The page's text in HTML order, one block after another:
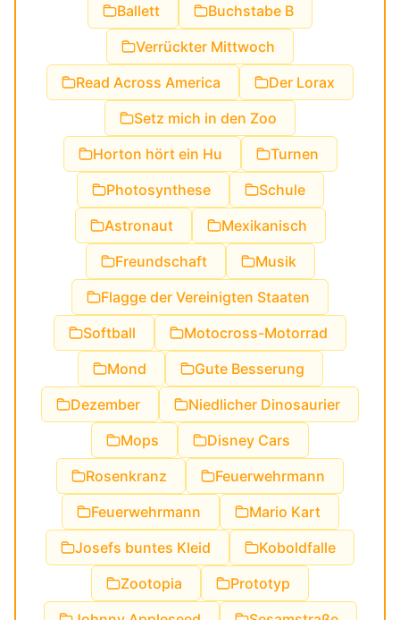
Ballett
Buchstabe B
Verrückter Mittwoch
Read Across America
Der Lorax
Setz mich in den Zoo
Horton hört ein Hu
Turnen
Photosynthese
Schule
Astronaut
Mexikanisch
Freundschaft
Musik
Flagge der Vereinigten Staaten
Softball
Motocross-Motorrad
Mond
Gute Besserung
Dezember
Niedlicher Dinosaurier
Mops
Disney Cars
Rosenkranz
Feuerwehrmann
Feuerwehrmann
Mario Kart
Josefs buntes Kleid
Koboldfalle
Zootopia
Prototyp